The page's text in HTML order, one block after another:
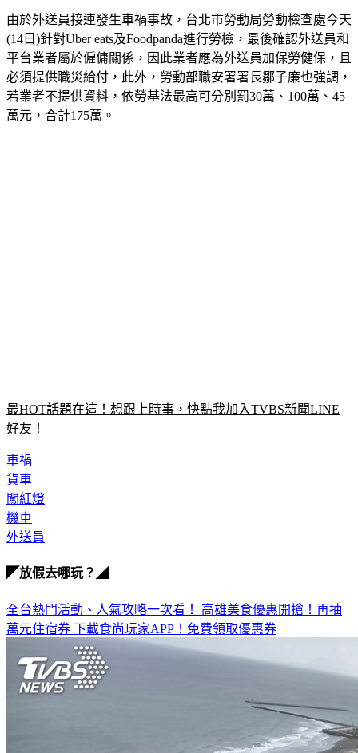
由於外送員接連發生車禍事故，台北市勞動局勞動檢查處今天
(14日)針對Uber eats及Foodpanda進行勞檢，最後確認外送員和
平台業者屬於僱傭關係，因此業者應為外送員加保勞健保，且
必須提供職災給付，此外，勞動部職安署署長鄒子廉也強調，
若業者不提供資料，依勞基法最高可分別罰30萬、100萬、45
最HOT話題在這！想跟上時事，快點我加入TVBS新聞LINE
車禍
貨車
闖紅燈
機車
全台熱門活動、人氣攻略一次看！高雄美食優惠開搶！再抽
下載食尚玩家APP！免費領取優惠券